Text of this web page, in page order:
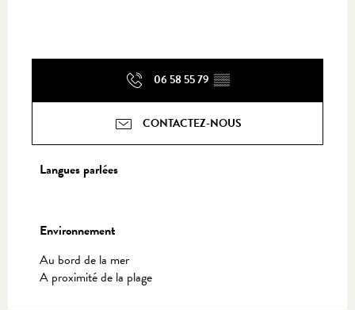
06 58 55 79 ▒▒
CONTACTEZ-NOUS
Langues parlées
Langues parlées
Environnement
Environnement
Au bord de la mer
A proximité de la plage